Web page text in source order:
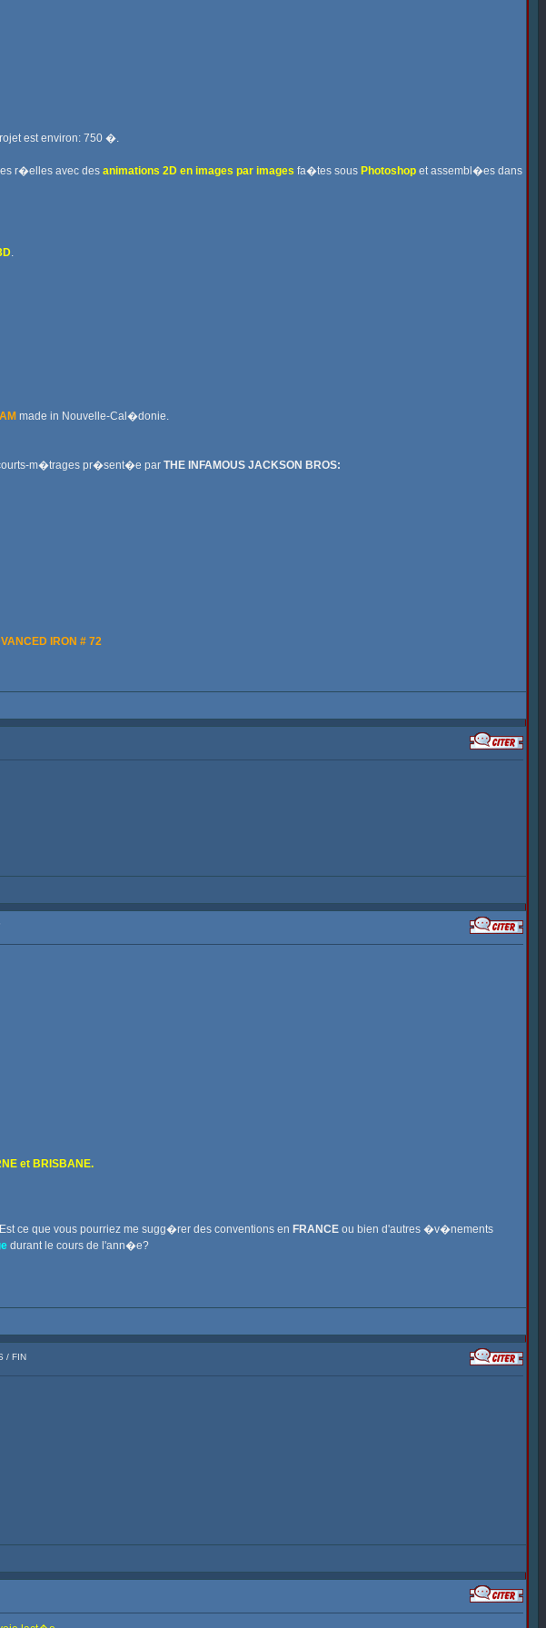
est environ: 750 �.
r�elles avec des animations 2D en images par images fa�tes sous Photoshop et assembl�es dans
.
made in Nouvelle-Cal�donie.
m�trages pr�sent�e par THE INFAMOUS JACKSON BROS:
IRON # 72
et BRISBANE.
ce que vous pourriez me sugg�rer des conventions en FRANCE ou bien d'autres �v�nements
durant le cours de l'ann�e?
/ FIN